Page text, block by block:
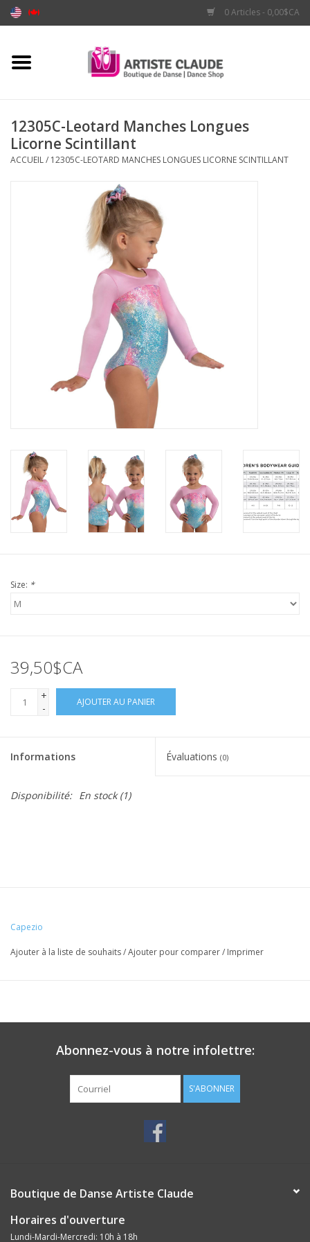
0 Articles - 0,00$CA
Accueil
Vêtements
12305C-Leotard Manches Longues
Licorne Scintillant
ACCUEIL/ 12305C-LEOTARD MANCHES LONGUES LICORNE SCINTILLANT
Size: *
39,50$CA
+
-
AJOUTER AU PANIER
Informations Évaluations (0)
Disponibilité: En stock(1)
Capezio
Ajouter à la liste de souhaits/Ajouter pour comparer/ Imprimer
Abonnez-vous à notre infolettre:
S'ABONNER
Boutique de Danse Artiste Claude
Horaires d'ouverture
Lundi-Mardi-Mercredi: 10h à 18h